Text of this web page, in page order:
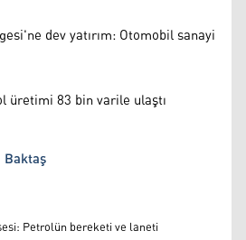
dev yatırım: Otomobil sanayi
üretimi 83 bin varile ulaştı
Baktaş
Petrolün bereketi ve laneti